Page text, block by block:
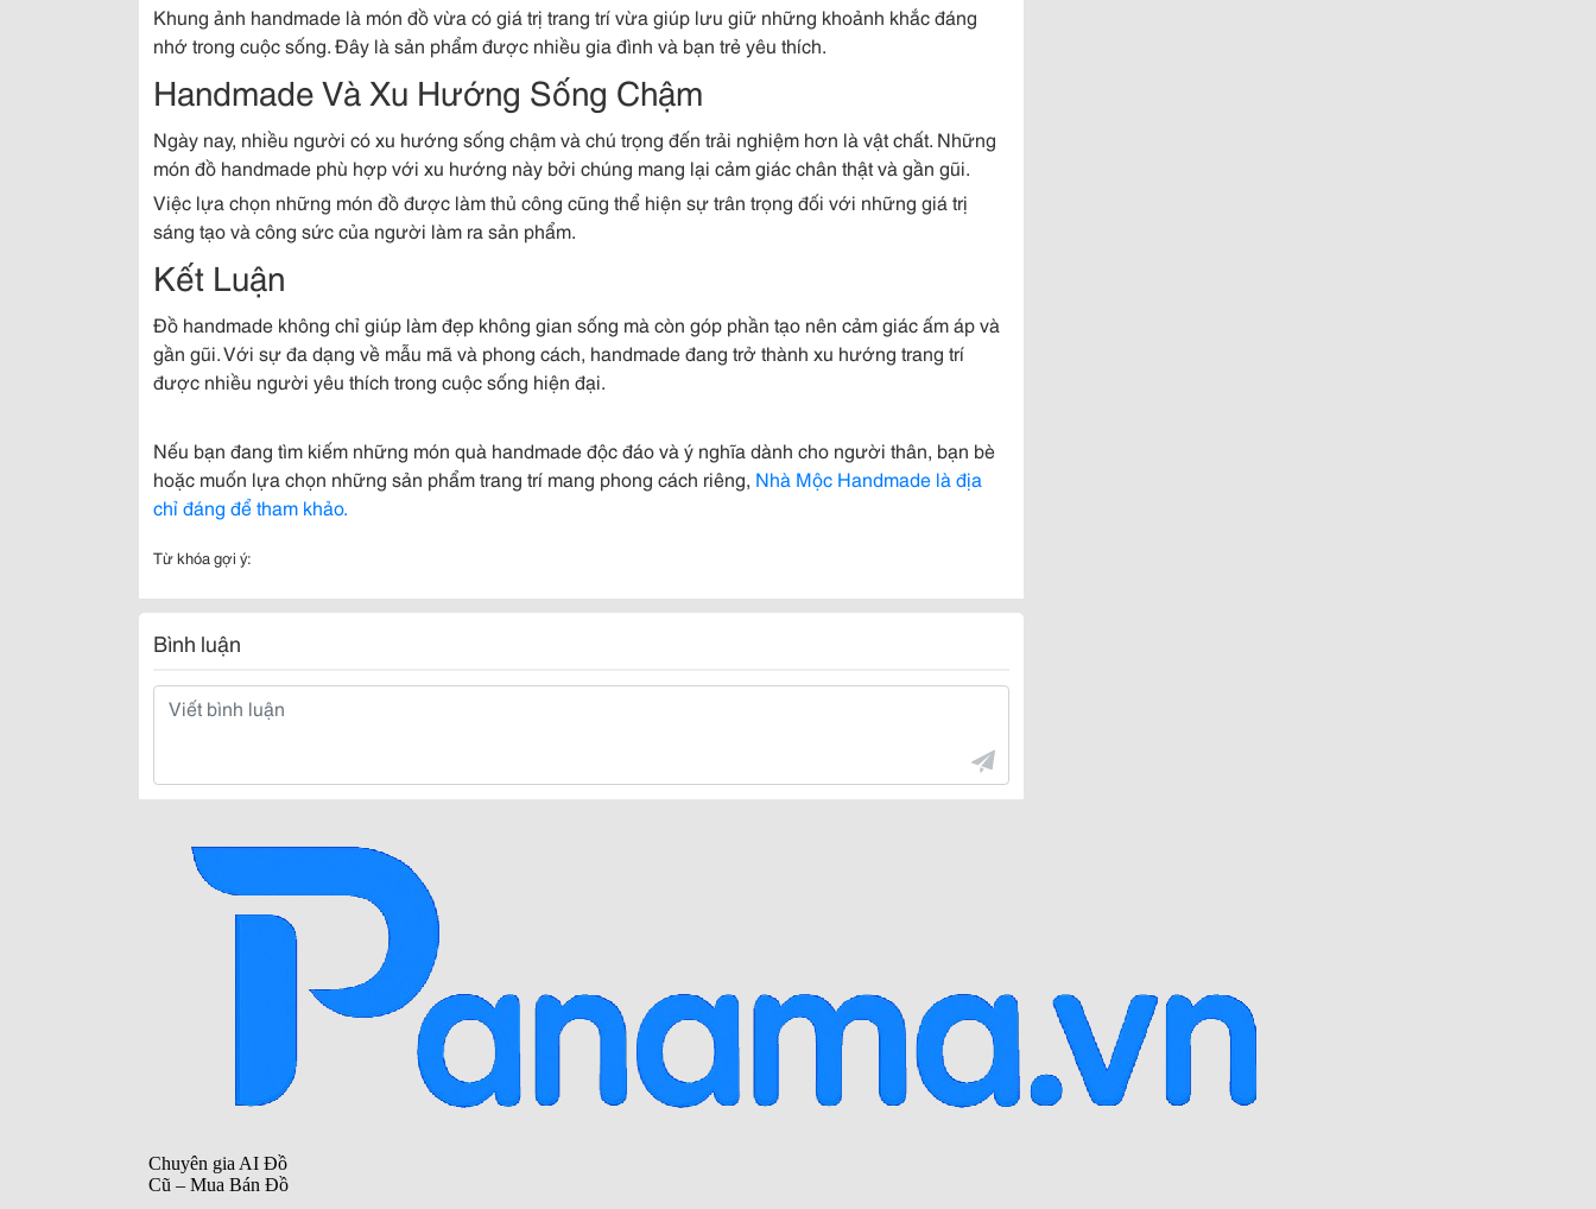
Khung ảnh handmade là món đồ vừa có giá trị trang trí vừa giúp lưu giữ những khoảnh khắc đáng
nhớ trong cuộc sống. Đây là sản phẩm được nhiều gia đình và bạn trẻ yêu thích.
Handmade Và Xu Hướng Sống Chậm
Ngày nay, nhiều người có xu hướng sống chậm và chú trọng đến trải nghiệm hơn là vật chất. Những
món đồ handmade phù hợp với xu hướng này bởi chúng mang lại cảm giác chân thật và gần gũi.
Việc lựa chọn những món đồ được làm thủ công cũng thể hiện sự trân trọng đối với những giá trị
sáng tạo và công sức của người làm ra sản phẩm.
Kết Luận
Đồ handmade không chỉ giúp làm đẹp không gian sống mà còn góp phần tạo nên cảm giác ấm áp và
gần gũi. Với sự đa dạng về mẫu mã và phong cách, handmade đang trở thành xu hướng trang trí
được nhiều người yêu thích trong cuộc sống hiện đại.
Nếu bạn đang tìm kiếm những món quà handmade độc đáo và ý nghĩa dành cho người thân, bạn bè
hoặc muốn lựa chọn những sản phẩm trang trí mang phong cách riêng, Nhà Mộc Handmade là địa
chỉ đáng để tham khảo.
Từ khóa gợi ý:
Bình luận